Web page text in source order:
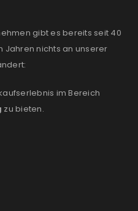
Passworts wird an
gibt es bereits seit 40
Jahren nichts an unserer
im Bereich
zu bieten.